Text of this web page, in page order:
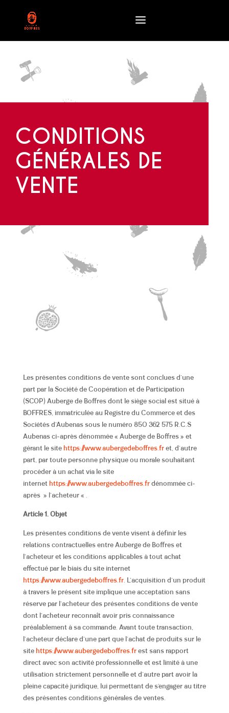
CONDITIONS
GÉNÉRALES DE
VENTE
Les présentes conditions de vente sont conclues d’une
part par la Société de Coopération et de Participation
(SCOP) Auberge de Boffres dont le siège social est situé à
BOFFRES, immatriculée au Registre du Commerce et des
Sociétés d’Aubenas sous le numéro 850 362 575 R.C.S
Aubenas ci-après dénommée « Auberge de Boffres » et
gérant le site https://www.aubergedeboffres.fret, d’autre
part, par toute personne physique ou morale souhaitant
procéder à un achat via le site
internet https://www.aubergedeboffres.frdénommée ci-
après » l’acheteur « .
Article 1. Objet
Les présentes conditions de vente visent à définir les
relations contractuelles entre Auberge de Boffres et
l’acheteur et les conditions applicables à tout achat
effectué par le biais du site internet
https://www.aubergedeboffres.fr. L’acquisition d’un produit
à travers le présent site implique une acceptation sans
réserve par l’acheteur des présentes conditions de vente
dont l’acheteur reconnaît avoir pris connaissance
préalablement à sa commande. Avant toute transaction,
l’acheteur déclare d’une part que l’achat de produits sur le
site https://www.aubergedeboffres.frest sans rapport
direct avec son activité professionnelle et est limité à une
utilisation strictement personnelle et d’autre part avoir la
pleine capacité juridique, lui permettant de s’engager au titre
des présentes conditions générales de ventes.